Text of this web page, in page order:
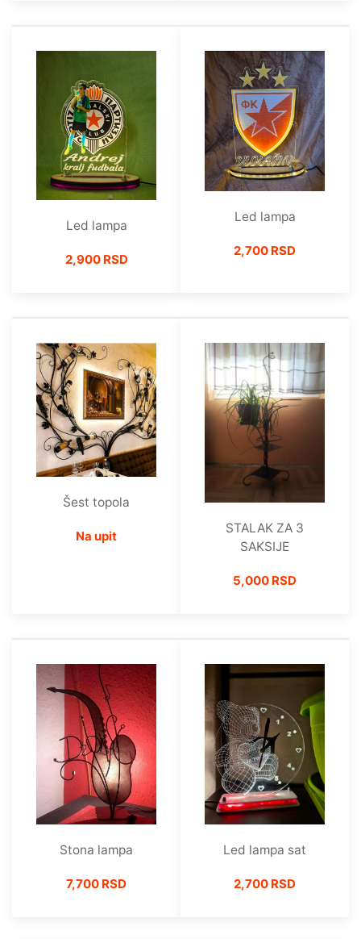
Led lampa
2,900 RSD
Led lampa
2,700 RSD
Šest topola
Na upit
STALAK ZA 3
SAKSIJE
5,000 RSD
Stona lampa
7,700 RSD
Led lampa sat
2,700 RSD